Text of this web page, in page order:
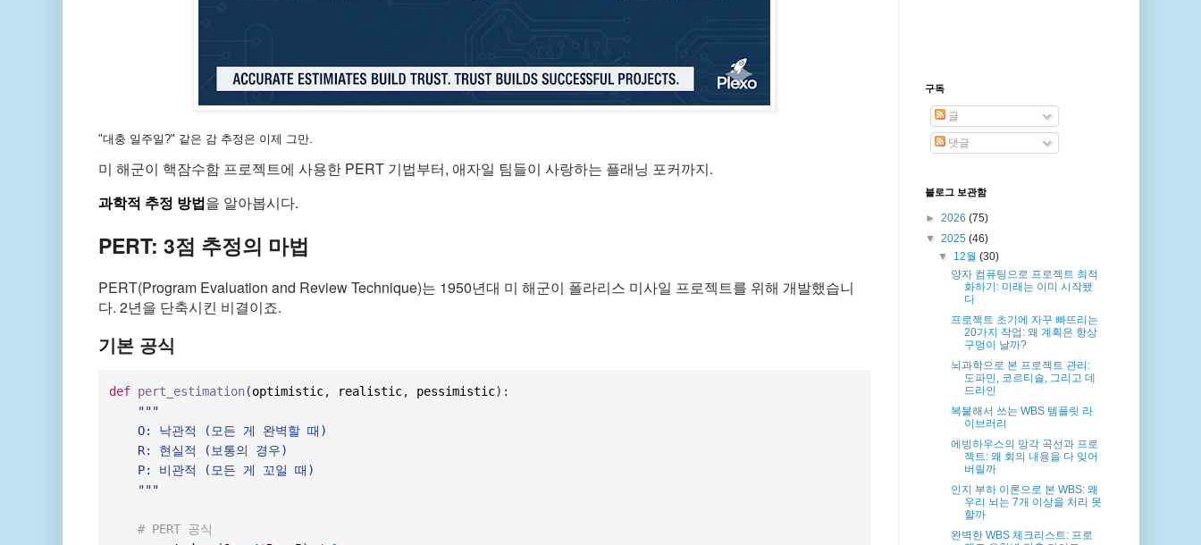
"대충 일주일?" 같은 감 추정은 이제 그만.
미 해군이 핵잠수함 프로젝트에 사용한 PERT 기법부터, 애자일 팀들이 사랑하는 플래닝 포커까지.
과학적 추정 방법을 알아봅시다.
PERT: 3점 추정의 마법
PERT(Program Evaluation and Review Technique)는 1950년대 미 해군이 폴라리스 미사일 프로젝트를 위해 개발했습니
다. 2년을 단축시킨 비결이죠.
기본 공식
def pert_estimation(optimistic, realistic, pessimistic) :
"""
    O: 낙관적 (모든 게 완벽할 때)
    R: 현실적 (보통의 경우)
    P: 비관적 (모든 게 꼬일 때)
    """
# PERT 공식
구독
글
댓글
블로그 보관함
► 2026 (75)
▼ 2025 (46)
▼ 12월 (30)
양자 컴퓨팅으로 프로젝트 최적
화하기: 미래는 이미 시작됐
다
프로젝트 초기에 자꾸 빠뜨리는
20가지 작업: 왜 계획은 항상
구멍이 날까?
뇌과학으로 본 프로젝트 관리:
도파민, 코르티솔, 그리고 데
드라인
복붙해서 쓰는 WBS 템플릿 라
이브러리
에빙하우스의 망각 곡선과 프로
젝트: 왜 회의 내용을 다 잊어
버릴까
인지 부하 이론으로 본 WBS: 왜
우리 뇌는 7개 이상을 처리 못
할까
완벽한 WBS 체크리스트: 프로